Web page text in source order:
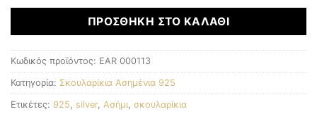
ΠΡΟΣΘΉΚΗ ΣΤΟ ΚΑΛΆΘΙ
Κωδικός προϊόντος: EAR 000113
Κατηγορία: Σκουλαρίκια Ασημένια 925
Ετικέτες: 925, silver, Ασήμι, σκουλαρίκια